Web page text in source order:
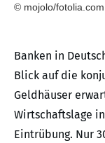
© mojolo/fotolia.com
Banken in
Blick auf die
Geldhäuser
Wirtschaftslage
Eintrübung. Nur